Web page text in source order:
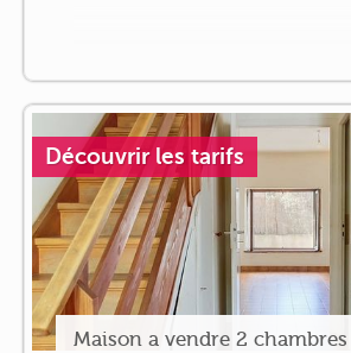
Découvrir les tarifs
Maison a vendre 2 chambres